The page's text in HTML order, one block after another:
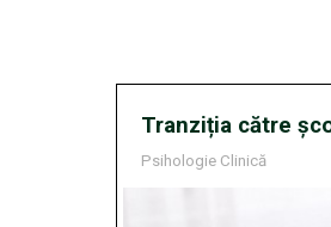
Tranziția către
Psihologie Clinică